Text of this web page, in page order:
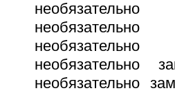
необязательно
необязательно
необязательно